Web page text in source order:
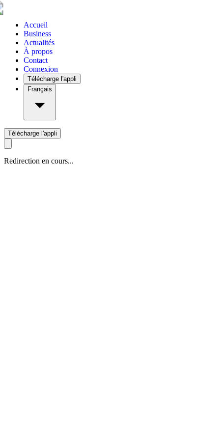
Accueil
Business
Actualités
À propos
Contact
Connexion
Télécharge l'appli
Français
Télécharge l'appli
Redirection en cours...